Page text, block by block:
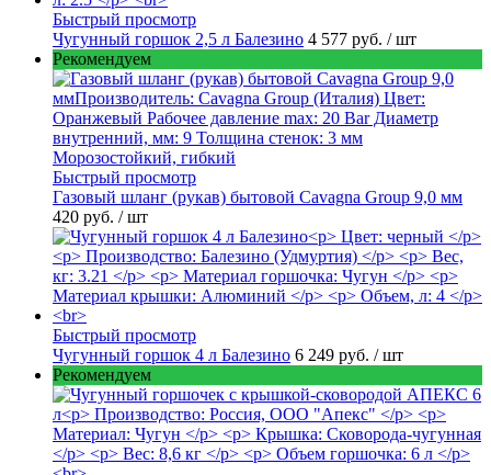
Быстрый просмотр
Чугунный горшок 2,5 л Балезино 4 577 руб. / шт
Рекомендуем
Быстрый просмотр
Газовый шланг (рукав) бытовой Cavagna Group 9,0 мм
420 руб. / шт
Быстрый просмотр
Чугунный горшок 4 л Балезино 6 249 руб. / шт
Рекомендуем